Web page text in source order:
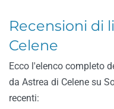
Recensioni di
Celene
Ecco l'elenco completo
da Astrea di Celene su
recenti: